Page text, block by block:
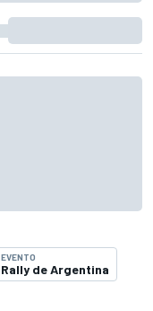
EVENTO
Rally de Argentina